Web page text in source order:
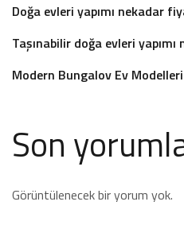
Doğa evleri yapımı nekadar
Taşınabilir doğa evleri yapımı
Modern Bungalov Ev
Son
Görüntülenecek bir yorum yok.